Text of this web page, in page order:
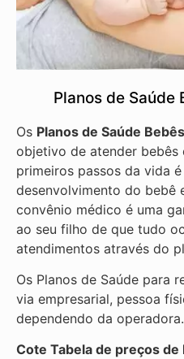
Planos de Saúde
Os Planos de Saúde
objetivo de atender bebês
primeiros passos da vida
desenvolvimento do bebê
convênio médico é uma
ao seu filho de que tudo
atendimentos através do
Os Planos de Saúde para
via empresarial, pessoa
dependendo da operadora.
Cote Tabela de preços de